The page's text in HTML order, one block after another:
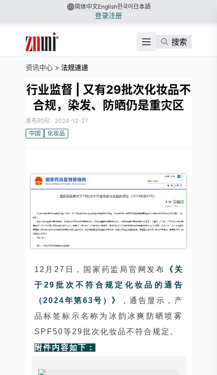
简体中文English한국어 日本語
登录注册
搜索
资讯中心 > 法规速递
行业监督 | 又有29批次化妆品不
合规，染发、防晒仍是重灾区
发布时间：2024-12-27
中国
化妆品
12月27日，国家药监局官网发布
《关
于29批次不符合规定化妆品的通告
（2024年第63号）》
，通告显示，产
品标签标示名称为冰韵冰爽防晒喷雾
SPF50等29批次化妆品不符合规定。
附件内容如下：